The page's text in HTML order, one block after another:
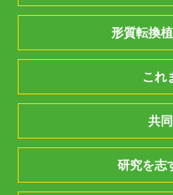
形質転換
これ
共
研究を志